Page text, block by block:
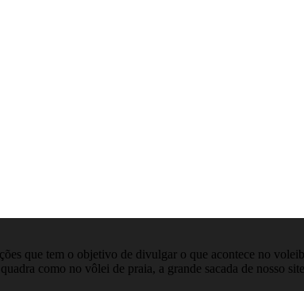
que tem o objetivo de divulgar o que acontece no
como no vôlei de praia, a grande sacada de nosso